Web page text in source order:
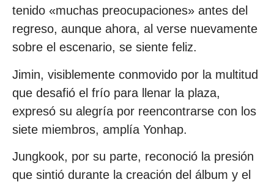
tenido «muchas preocupaciones» antes del
regreso, aunque ahora, al verse nuevamente
sobre el escenario, se siente feliz.
Jimin, visiblemente conmovido por la multitud
que desafió el frío para llenar la plaza,
expresó su alegría por reencontrarse con los
siete miembros, amplía Yonhap.
Jungkook, por su parte, reconoció la presión
que sintió durante la creación del álbum y el